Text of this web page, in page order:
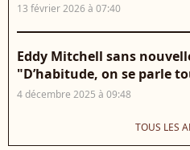
13 février 2026 à 07:40
Eddy Mitchell sans
"D’habitude, on se parle
4 décembre 2025 à 09:48
TOUS LES